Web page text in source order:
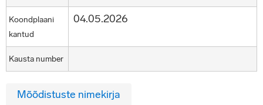
Koondplaani
kantud
04.05.2026
Kausta number
Mõõdistuste nimekirja